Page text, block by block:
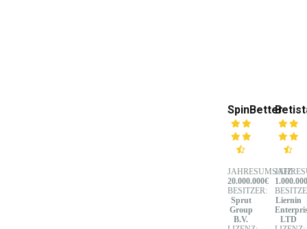
SpinBetter
JAHRESUMSATZ:
20.000.000€
BESITZER:
Sprut
Group
B.V.
Liernin
LTD